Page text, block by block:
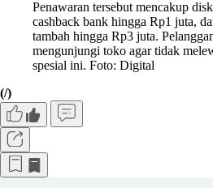
Penawaran tersebut mencakup
cashback bank hingga Rp1 juta,
tambah hingga Rp3 juta.
mengunjungi toko agar tidak
spesial ini. Foto: Digital
(/)